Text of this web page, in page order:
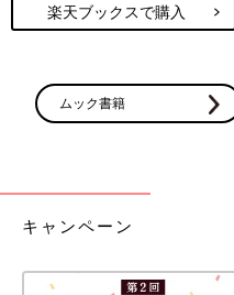
楽天ブックスで購入
ムック書籍
キャンペーン